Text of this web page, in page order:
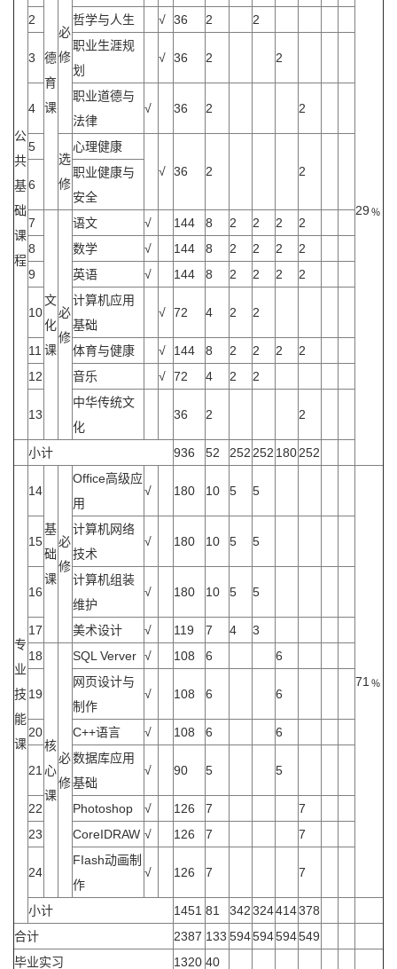
公
共
基
础
课
程
德
育
课
必
修
29﹪
2 哲学与人生 √ 36 2 2
3
职业生涯规
划
√ 36 2 2
4
职业道德与
法律
√ 36 2 2
5
选
修
心理健康
√ 36 2
2
6
职业健康与
安全
7
文
化
课
必
修
语文 √ 144 8 2 2 2
2
8
数学 √ 144 8 2 2 2
2
9
英语 √ 144 8 2 2 2 2
10
计算机应用
基础
√ 72 4 2 2
11 体育与健康 √ 144 8 2 2 2
2
12
音乐 √ 72 4 2 2
13
中华传统文
化
36 2 2
小计 936 52 252 252 180252
专
业
技
能
课
14
基
础
课
必
修
Office高级应
用
√ 180 10 5 5
71﹪
15
计算机网络
技术
√ 180 10 5 5
16
计算机组装
维护
√ 180 10 5 5
17 美术设计 √ 119 7 4
3
18
核
心
课
必
修
SQL Verver √ 108 6 6
19
网页设计与
制作
√ 108 6 6
20 C++语言 √ 108 6 6
21
数据库应用
基础
√ 90 5 5
22 Photoshop √ 126 7
7
23
CoreIDRAW √ 126 7 7
24
FIash动画制
作
√ 126 7 7
小计 1451 81 342324414378
合计
2387 133 594594594549
毕业实习
1320 40